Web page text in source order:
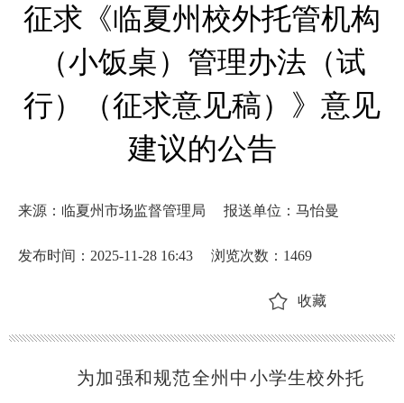
征求《临夏州校外托管机构
（小饭桌）管理办法（试
行）（征求意见稿）》意见
建议的公告
来源：临夏州市场监督管理局 报送单位：马怡曼
发布时间：2025-11-28 16:43 浏览次数： 1469
收藏
为加强和规范全州中小学生校外托